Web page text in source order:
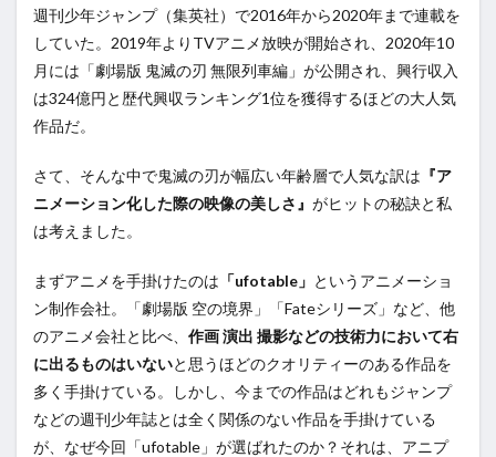
週刊少年ジャンプ（集英社）で2016年から2020年まで連載を
していた。2019年よりTVアニメ放映が開始され、2020年10
月には「劇場版 鬼滅の刃 無限列車編」が公開され、興行収入
は324億円と歴代興収ランキング1位を獲得するほどの大人気
作品だ。
さて、そんな中で鬼滅の刃が幅広い年齢層で人気な訳は 『ア
ニメーション化した際の映像の美しさ』 がヒットの秘訣と私
は考えました。
まずアニメを手掛けたのは 「ufotable」 というアニメーショ
ン制作会社。「劇場版 空の境界」「Fateシリーズ」など、他
のアニメ会社と比べ、 作画 演出 撮影などの技術力において右
に出るものはいないと思うほどのクオリティーのある作品を
多く手掛けている。しかし、今までの作品はどれもジャンプ
などの週刊少年誌とは全く関係のない作品を手掛けている
が、なぜ今回「ufotable」が選ばれたのか？それは、アニプ